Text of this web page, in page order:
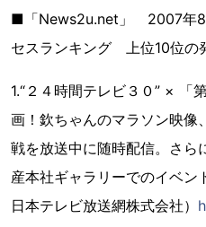
■「News2u.net」 2007年8
セスランキング 上位10位の
1.“２４時間テレビ３０” ×
画！欽ちゃんのマラソン映像
戦を放送中に随時配信。さら
産本社ギャラリーでのイベ
日本テレビ放送網株式会社）